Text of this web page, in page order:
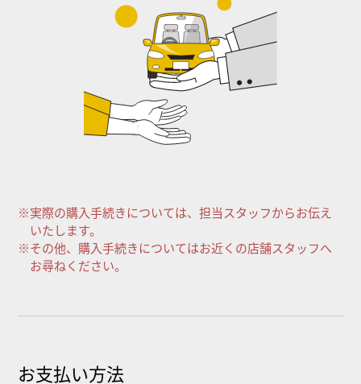
※実際の購入手続きについては、担当スタッフからお伝え
いたします。
※その他、購入手続きについてはお近くの店舗スタッフへ
お尋ねください。
お支払い方法